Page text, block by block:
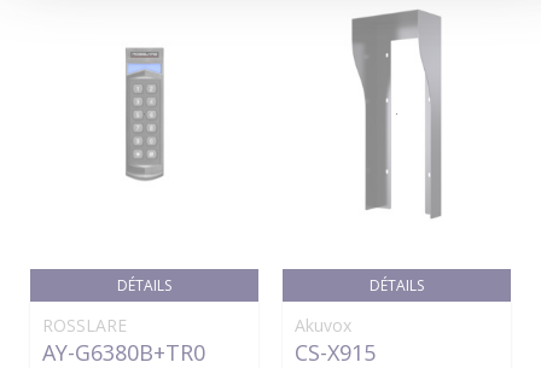
DÉTAILS
ROSSLARE
AY-G6380B+TR0
DÉTAILS
Akuvox
CS-X915